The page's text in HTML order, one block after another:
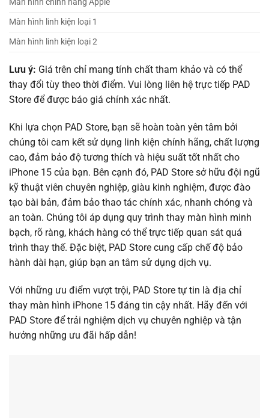
Màn hình chính hãng Apple
Màn hình linh kiện loại 1
Màn hình linh kiện loại 2
Lưu ý: Giá trên chỉ mang tính chất tham khảo và có thể
thay đổi tùy theo thời điểm. Vui lòng liên hệ trực tiếp PAD
Store để được báo giá chính xác nhất.
Khi lựa chọn PAD Store, bạn sẽ hoàn toàn yên tâm bởi
chúng tôi cam kết sử dụng linh kiện chính hãng, chất lượng
cao, đảm bảo độ tương thích và hiệu suất tốt nhất cho
iPhone 15 của bạn. Bên cạnh đó, PAD Store sở hữu đội ngũ
kỹ thuật viên chuyên nghiệp, giàu kinh nghiệm, được đào
tạo bài bản, đảm bảo thao tác chính xác, nhanh chóng và
an toàn. Chúng tôi áp dụng quy trình thay màn hình minh
bạch, rõ ràng, khách hàng có thể trực tiếp quan sát quá
trình thay thế. Đặc biệt, PAD Store cung cấp chế độ bảo
hành dài hạn, giúp bạn an tâm sử dụng dịch vụ.
Với những ưu điểm vượt trội, PAD Store tự tin là địa chỉ
thay màn hình iPhone 15 đáng tin cậy nhất. Hãy đến với
PAD Store để trải nghiệm dịch vụ chuyên nghiệp và tận
hưởng những ưu đãi hấp dẫn!